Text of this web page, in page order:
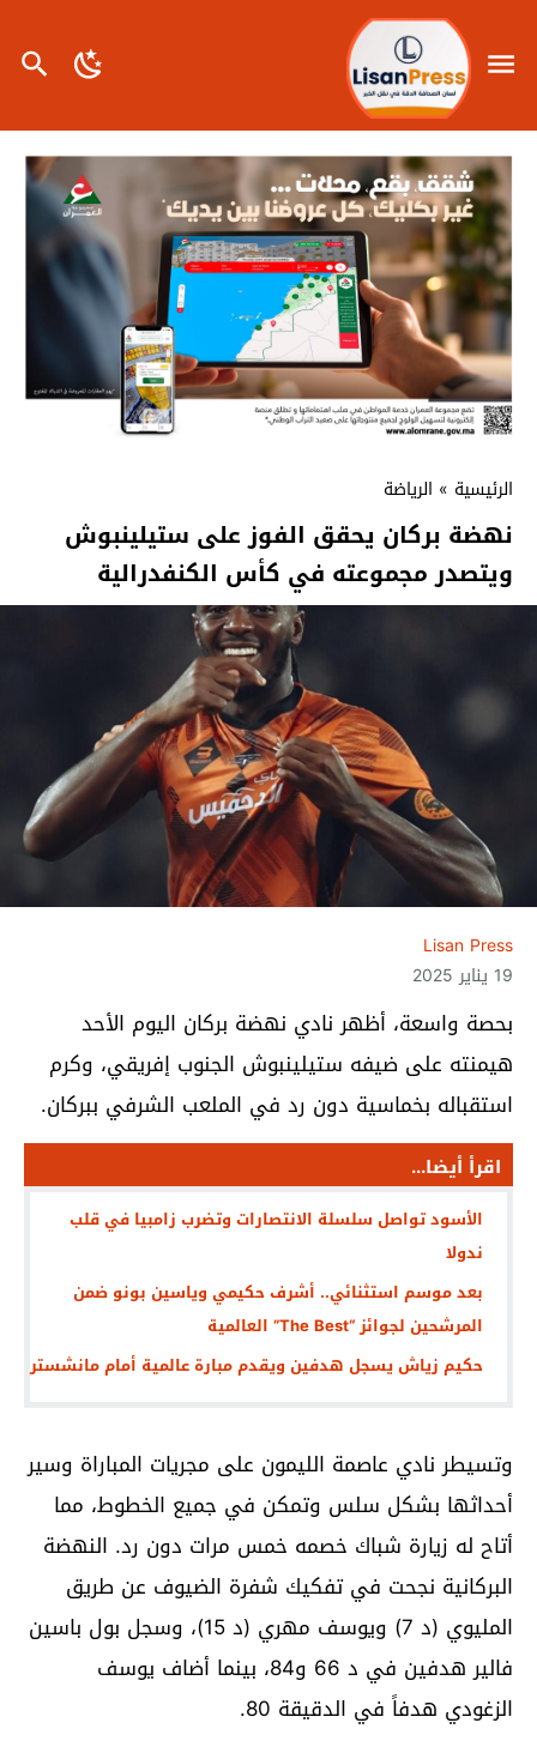
الرئيسية » الرياضة
نهضة بركان يحقق الفوز على ستيلينبوش
ويتصدر مجموعته في كأس الكنفدرالية
Lisan Press
19 يناير 2025
بحصة واسعة، أظهر نادي نهضة بركان اليوم الأحد
هيمنته على ضيفه ستيلينبوش الجنوب إفريقي، وكرم
استقباله بخماسية دون رد في الملعب الشرفي ببركان.
اقرأ أيضا...
الأسود تواصل سلسلة الانتصارات وتضرب زامبيا في قلب
ندولا
بعد موسم استثنائي.. أشرف حكيمي وياسين بونو ضمن
المرشحين لجوائز “The Best” العالمية
حكيم زياش يسجل هدفين ويقدم مبارة عالمية أمام مانشستر
وتسيطر نادي عاصمة الليمون على مجريات المباراة وسير
أحداثها بشكل سلس وتمكن في جميع الخطوط، مما
أتاح له زيارة شباك خصمه خمس مرات دون رد. النهضة
البركانية نجحت في تفكيك شفرة الضيوف عن طريق
المليوي (د 7) ويوسف مهري (د 15)، وسجل بول باسين
فالير هدفين في د 66 و84، بينما أضاف يوسف
الزغودي هدفاً في الدقيقة 80.